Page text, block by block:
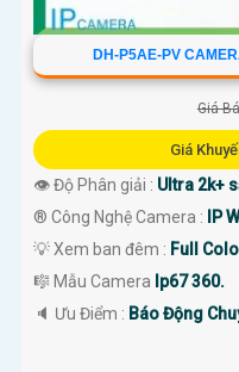
DH-P5AE-PV
Giá
Giá
👁 Độ Phân giải : Ultra 2k+
®️ Công Nghệ Camera :
IP
💡 Xem ban đêm : Full
🎼️ Mẫu Camera Ip67 360.
️🔈 Ưu Điểm : Báo Động